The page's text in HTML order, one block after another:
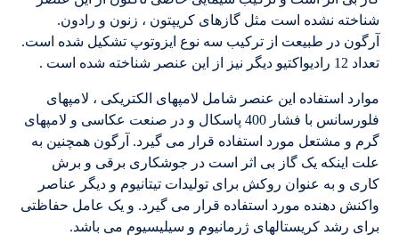
شناخته نشده است مثل گازهای کریپتون ، زنون و رادون.
آرگون در طبیعت از ترکیب سه نوع ایزوتوپ تشکیل شده است.
تعداد 12 رادیواکتیو دیگر نیز از این عنصر شناخته شده است .
موارد استفاده این عنصر شامل لامپهای الکتریکی ، لامپهای
فلورسانس با فشار 400 پاسکال و در صنعت عکاسی و لامپهای
گرم و مشتعل مورد استفاده قرار می گیرد. آرگون همچنین به
علت اینکه یک گاز بی اثر است در جوشکاری برقی و برش
کاری و به عنوان روکش برای تولیدات تیتانیوم و دیگر عناصر
واکنش دهنده مورد استفاده قرار می گیرد. و یک عامل حفاظتی
برای رشد کریستالهای ژرمانیوم و سیلیسیوم می باشد.